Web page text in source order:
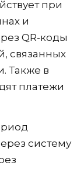
при
и
QR-коды
связанных
Также в
платежи
систему